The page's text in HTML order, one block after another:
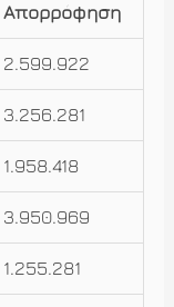
Απορρόφηση
2.599.922
3.256.281
1.958.418
3.950.969
1.255.281